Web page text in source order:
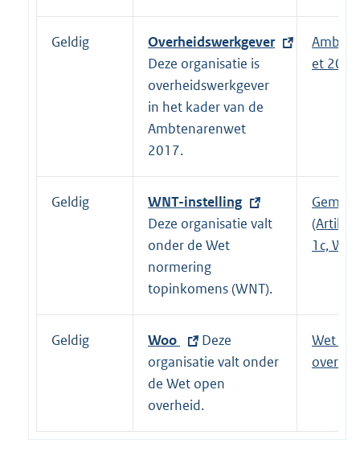
r
n
Geldig
E
x
t
e
r
n
e
l
i
:
Overheidswerkgever
Deze organisatie is
overheidswerkgever
in het kader van de
Ambtenarenwet
2017.
et 2017
Geldig
E
x
t
e
r
n
e
:
WNT-instelling
Deze organisatie valt
onder de Wet
normering
topinkomens (WNT).
(Artikel
1c,
Geldig
E
x
t
e
r
Woo
Deze
organisatie valt onder
de Wet open
overheid.
Wet